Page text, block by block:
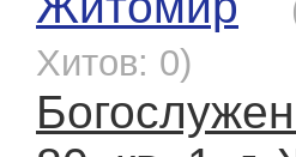
Хитов: 0)